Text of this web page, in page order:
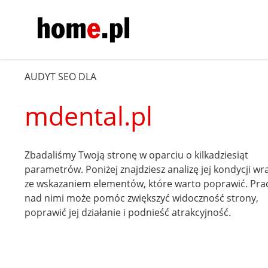
AUDYT SEO DLA
mdental.pl
Zbadaliśmy Twoją stronę w oparciu o kilkadziesiąt
parametrów. Poniżej znajdziesz analizę jej kondycji
ze wskazaniem elementów, które warto poprawić.
nad nimi może pomóc zwiększyć widoczność strony,
poprawić jej działanie i podnieść atrakcyjność.